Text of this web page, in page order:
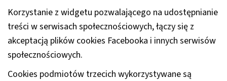
Korzystanie z widgetu pozwalającego na udostępnianie
treści w serwisach społecznościowych, łączy się z
akceptacją plików cookies Facebooka i innych serwisów
społecznościowych.
Cookies podmiotów trzecich wykorzystywane są